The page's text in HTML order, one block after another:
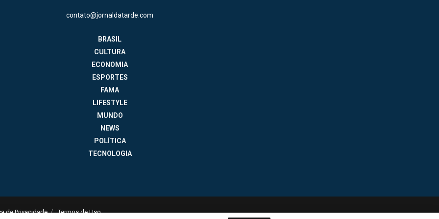
contato@jornaldatarde.com
BRASIL
CULTURA
ECONOMIA
ESPORTES
FAMA
LIFESTYLE
MUNDO
NEWS
POLÍTICA
TECNOLOGIA
de Privacidade Termos de Uso